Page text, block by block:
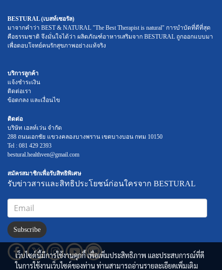
BESTURAL (เบสท์เซอรัล)
มาจากคำว่า BEST & NATURAL "The Best Therapist is natural" การบำบัดที่ดีที่สุด
คือธรรมชาติ จึงมั่นใจได้ว่า ผลิตภัณฑ์อาหารเสริมจาก BESTURAL ถูกออกแบบมา
เพื่อตอบโจทย์คนรักสุขภาพอย่างแท้จริง
บริการลูกค้า
แจ้งชำระเงิน
ติดต่อเรา
ข้อตกลง และเงื่อนไข
ติดต่อ
บริษัท เฮลท์เว่น จำกัด
288 ถนนเอกชัย แขวงคลองบางพราน เขตบางบอน กทม 10150
Tel : 081 429 2393
bestural.healthven@gmail.com
สมัครสมาชิกเพื่อรับสิทธิพิเศษ
รับข่าวสารและสิทธิประโยชน์ก่อนใครจาก BESTURAL
Subscribe
เว็บไซต์นี้มีการใช้งานคุกกี้ เพื่อเพิ่มประสิทธิภาพ และประสบการณ์ที่ดี
ในการใช้งานเว็บไซต์ของท่าน ท่านสามารถอ่านรายละเอียดเพิ่มเติม